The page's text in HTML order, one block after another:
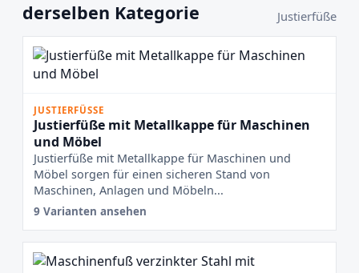
derselben Kategorie
Justierfüße
JUSTIERFÜSSE
Justierfüße mit Metallkappe für Maschinen
und Möbel
Justierfüße mit Metallkappe für Maschinen und
Möbel sorgen für einen sicheren Stand von
Maschinen, Anlagen und Möbeln...
9 Varianten ansehen